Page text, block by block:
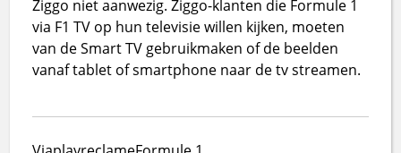
Ziggo niet aanwezig. Ziggo-klanten die Formule 1
via F1 TV op hun televisie willen kijken, moeten
van de Smart TV gebruikmaken of de beelden
vanaf tablet of smartphone naar de tv streamen.